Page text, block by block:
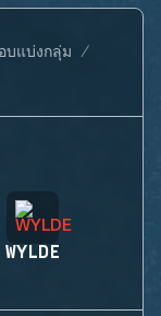
บแบ่งกลุ่ม
WYLDE